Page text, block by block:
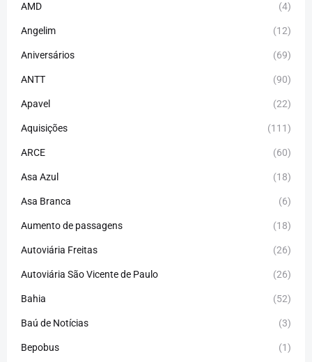
AMD (4)
Angelim (12)
Aniversários (69)
ANTT (90)
Apavel (22)
Aquisições (111)
ARCE (60)
Asa Azul (18)
Asa Branca (6)
Aumento de passagens (18)
Autoviária Freitas (26)
Autoviária São Vicente de Paulo (26)
Bahia (52)
Baú de Notícias (3)
Bepobus (1)